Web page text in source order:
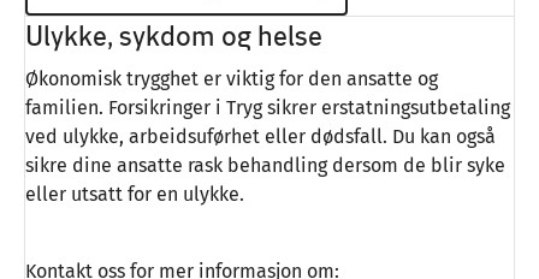
Ulykke, sykdom og helse
Økonomisk trygghet er viktig for den ansatte og
familien. Forsikringer i Tryg sikrer erstatningsutbetaling
ved ulykke, arbeidsuførhet eller dødsfall. Du kan også
sikre dine ansatte rask behandling dersom de blir syke
eller utsatt for en ulykke.
Kontakt oss for mer informasjon om: